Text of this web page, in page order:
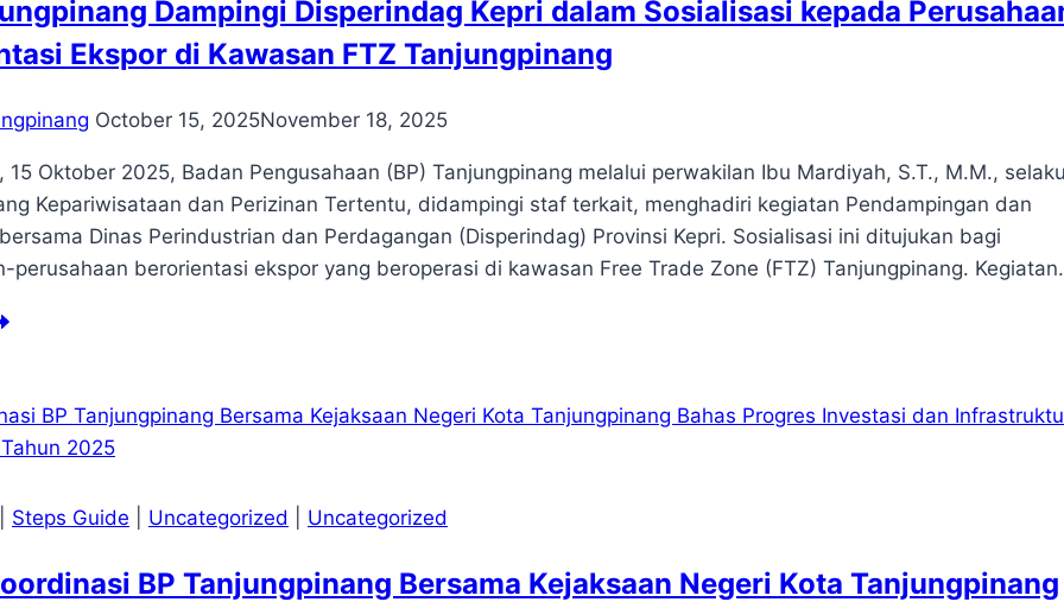
Dampingi Disperindag Kepri dalam Sosialisasi kepada
Ekspor di Kawasan FTZ Tanjungpinang
October 15, 2025November 18, 2025
15 Oktober 2025, Badan Pengusahaan (BP) Tanjungpinang melalui perwakilan Ibu Mardiyah, S.T., M.M., selaku
Kepariwisataan dan Perizinan Tertentu, didampingi staf terkait, menghadiri kegiatan Pendampingan dan
Dinas Perindustrian dan Perdagangan (Disperindag) Provinsi Kepri. Sosialisasi ini ditujukan bagi
perusahaan berorientasi ekspor yang beroperasi di kawasan Free Trade Zone (FTZ) Tanjungpinang.
Steps Guide Uncategorized Uncategorized
BP Tanjungpinang Bersama Kejaksaan Negeri Kota Tanjungpinang